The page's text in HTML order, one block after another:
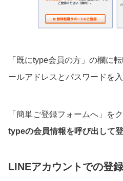
「既にtype会員の方」の欄に
ールアドレスとパスワードを入
「簡単ご登録フォームへ」を
typeの会員情報を呼び出して
LINEアカウントでの登